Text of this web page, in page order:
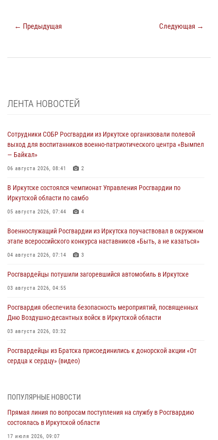
← Предыдущая Следующая →
ЛЕНТА НОВОСТЕЙ
Сотрудники СОБР Росгвардии из Иркутске организовали полевой
выход для воспитанников военно-патриотического центра «Вымпел
— Байкал»
06 августа 2026, 08:41 2
В Иркутске состоялся чемпионат Управления Росгвардии по
Иркутской области по самбо
05 августа 2026, 07:44 4
Военнослужащий Росгвардии из Иркутска поучаствовал в окружном
этапе всероссийского конкурса наставников «Быть, а не казаться»
04 августа 2026, 07:14 3
Росгвардейцы потушили загоревшийся автомобиль в Иркутске
03 августа 2026, 04:55
Росгвардия обеспечила безопасность мероприятий, посвященных
Дню Воздушно-десантных войск в Иркутской области
03 августа 2026, 03:32
Росгвардейцы из Братска присоединились к донорской акции «От
сердца к сердцу» (видео)
Сотрудники Росгвардии нашли и вернули родственникам
30 июля 2026, 07:37
Росгвардия передала на нужды СВО более 200 единиц оружия от
ПОПУЛЯРНЫЕ НОВОСТИ
Прямая линия по вопросам поступления на службу в Росгвардию
состоялась в Иркутской области
17 июля 2026, 09:07